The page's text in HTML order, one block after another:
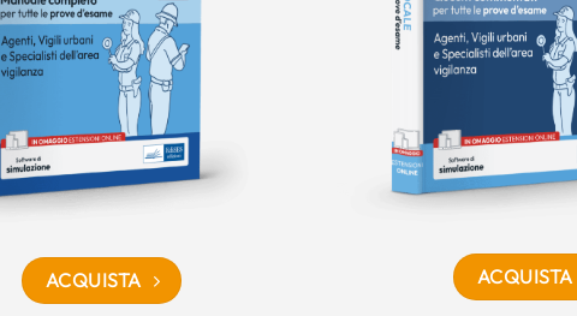
ACQUISTA ACQUISTA